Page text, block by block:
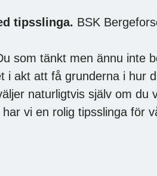
tipsslinga. BSK
som tänkt men ännu inte
i akt att få grunderna i hur
naturligtvis själv om du
vi en rolig tipsslinga för